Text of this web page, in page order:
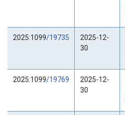
2025:1099/19735
2025-12-
30
2025:1099/19769
2025-12-
30